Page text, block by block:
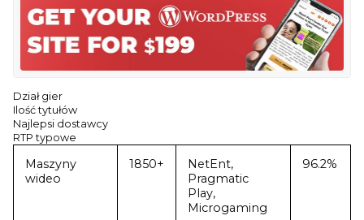
Dział gier
Ilość tytułów
Najlepsi dostawcy
RTP typowe
Maszyny
wideo
1850+
NetEnt,
Pragmatic
Play,
Microgaming
96.2%